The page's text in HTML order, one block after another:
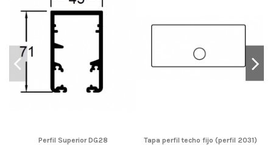
Perfil Superior DG28 Tapa perfil techo fijo (perfil 2031)